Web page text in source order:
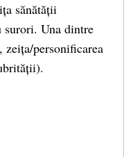
sănătății
surori. Una dintre
zeița/personificarea